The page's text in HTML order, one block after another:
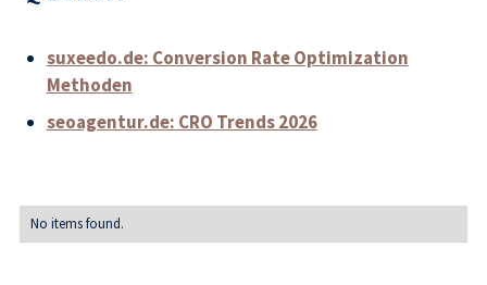
suxeedo.de: Conversion Rate Optimization
Methoden
seoagentur.de: CRO Trends 2026
No items found.